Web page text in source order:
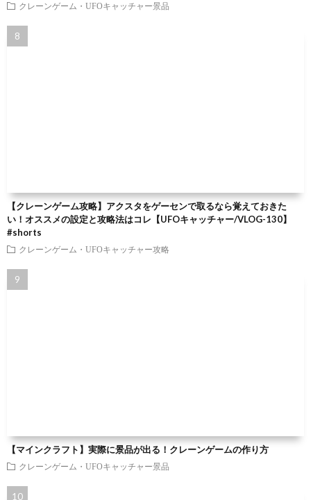
クレーンゲーム・UFOキャッチャー景品
【クレーンゲーム攻略】アクスタをゲーセンで取るなら覚えておきた
い！オススメの設定と攻略法はコレ【UFOキャッチャー/VLOG-130】
#shorts
クレーンゲーム・UFOキャッチャー攻略
【マインクラフト】実際に景品が出る！クレーンゲームの作り方
クレーンゲーム・UFOキャッチャー景品